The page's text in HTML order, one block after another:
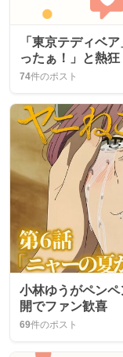
「東京テディベ
ったぁ！」と熱狂
74件のポスト
小林ゆうがペン
開でファン歓喜
69件のポスト